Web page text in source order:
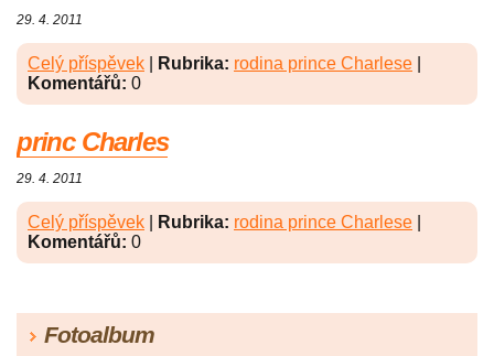
29. 4. 2011
Celý příspěvek Rubrika: rodina prince Charlese
Komentářů: 0
princ Charles
29. 4. 2011
Celý příspěvek Rubrika: rodina prince Charlese
Komentářů: 0
Fotoalbum